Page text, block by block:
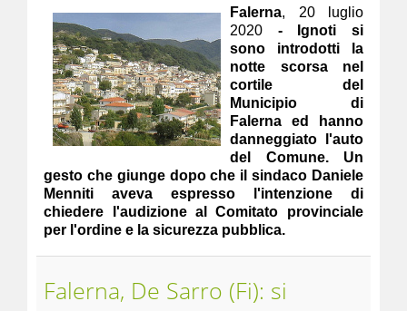
Falerna, 20 luglio
2020 - Ignoti si
sono introdotti la
notte scorsa nel
cortile del
Municipio di
Falerna ed hanno
danneggiato l'auto
del Comune. Un
gesto che giunge dopo che il sindaco Daniele
Menniti aveva espresso l'intenzione di
chiedere l'audizione al Comitato provinciale
per l'ordine e la sicurezza pubblica.
Falerna, De Sarro (Fi): si